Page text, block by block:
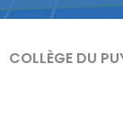
COLLÈGE DU